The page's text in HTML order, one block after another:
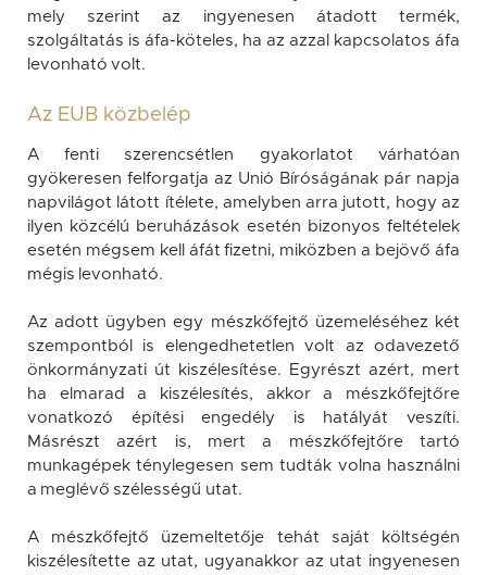
mely szerint az ingyenesen átadott termék,
szolgáltatás is áfa-köteles, ha az azzal kapcsolatos áfa
levonható volt.
Az EUB közbelép
A fenti szerencsétlen gyakorlatot várhatóan
gyökeresen felforgatja az Unió Bíróságának pár napja
napvilágot látott ítélete, amelyben arra jutott, hogy az
ilyen közcélú beruházások esetén bizonyos feltételek
esetén mégsem kell áfát fizetni, miközben a bejövő áfa
mégis levonható.
Az adott ügyben egy mészkőfejtő üzemeléséhez két
szempontból is elengedhetetlen volt az odavezető
önkormányzati út kiszélesítése. Egyrészt azért, mert
ha elmarad a kiszélesítés, akkor a mészkőfejtőre
vonatkozó építési engedély is hatályát veszíti.
Másrészt azért is, mert a mészkőfejtőre tartó
munkagépek ténylegesen sem tudták volna használni
a meglévő szélességű utat.
A mészkőfejtő üzemeltetője tehát saját költségén
kiszélesítette az utat, ugyanakkor az utat ingyenesen